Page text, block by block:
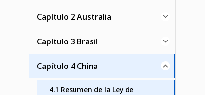
Capítulo 2 Australia
Capítulo 3 Brasil
Capítulo 4 China
4.1 Resumen de la Ley de